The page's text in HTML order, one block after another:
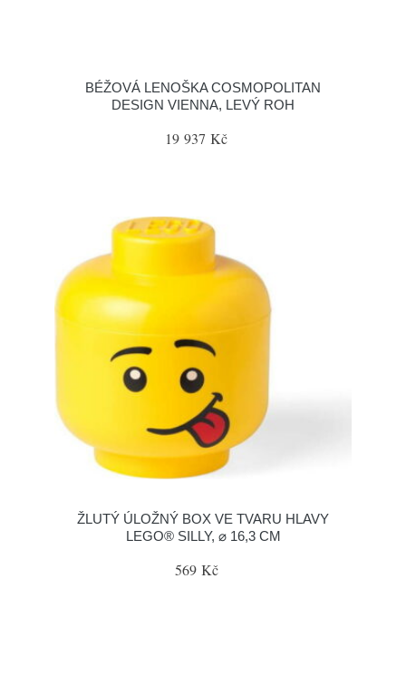
BÉŽOVÁ LENOŠKA COSMOPOLITAN
DESIGN VIENNA, LEVÝ ROH
19 937 Kč
ŽLUTÝ ÚLOŽNÝ BOX VE TVARU HLAVY
LEGO® SILLY, ⌀ 16,3 CM
569 Kč